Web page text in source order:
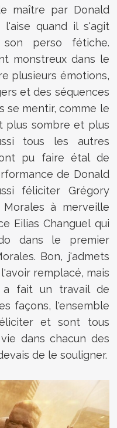
maître par Donald
l'aise quand il s'agit
son perso fétiche.
monstreux dans le
plusieurs émotions,
et des séquences
se mentir, comme le
plus sombre et plus
tous les autres
pu faire étal de
de Donald
féliciter Grégory
à merveille
Eilias Changuel qui
dans le premier
Bon, j'admets
remplacé, mais
a fait un travail de
façons, l'ensemble
et sont tous
dans chacun des
de le souligner.